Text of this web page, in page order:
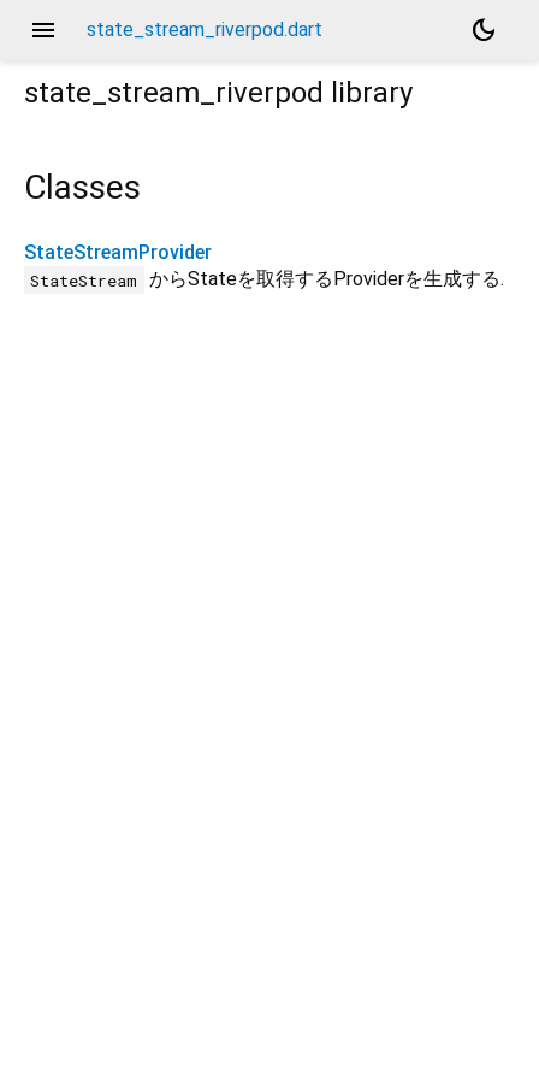
menu state_stream_riverpod.dart
dark_mode
state_stream_riverpod
library
Classes
StateStreamProvider
StateStream からStateを取得するProviderを生成する.